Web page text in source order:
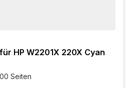
HP W2201X 220X Cyan
Seiten